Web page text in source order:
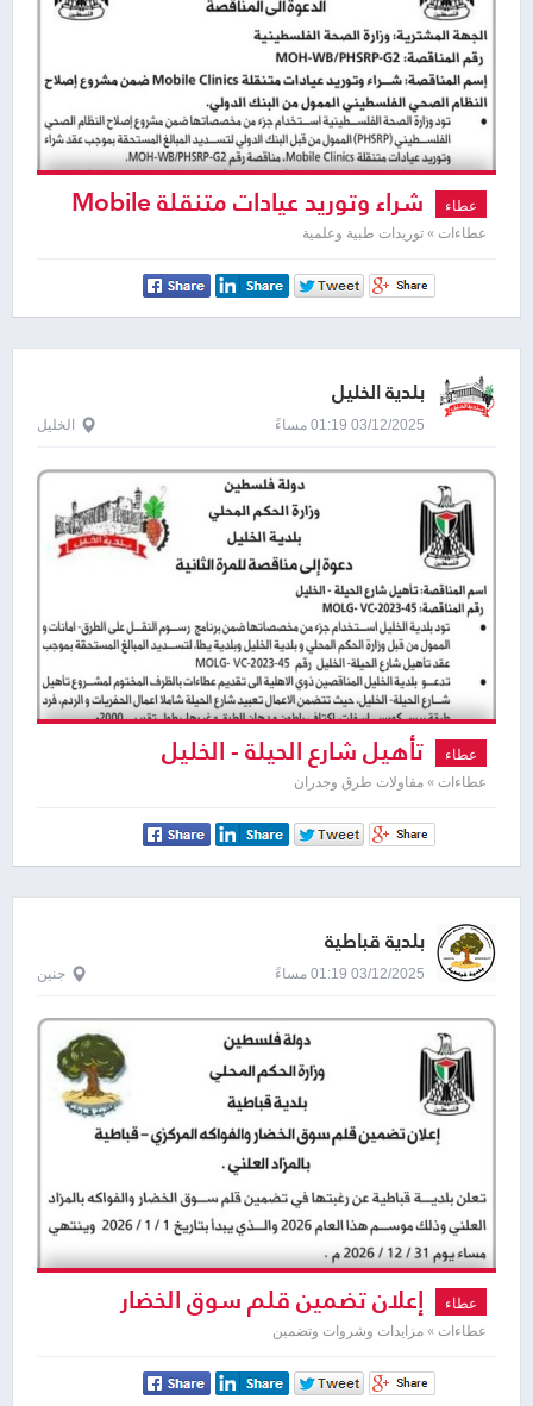
عطاء شراء وتوريد عيادات متنقلة Mobile
Clinics
عطاءات » توريدات طبية وعلمية
بلدية الخليل
03/12/2025 01:19 مساءً الخليل
عطاء تأهيل شارع الحيلة - الخليل
عطاءات » مقاولات طرق وجدران
بلدية قباطية
03/12/2025 01:19 مساءً جنين
عطاء إعلان تضمين قلم سوق الخضار
والفواكه المركزي - قباطية بالمزاد العلني
عطاءات » مزايدات وشروات وتضمين